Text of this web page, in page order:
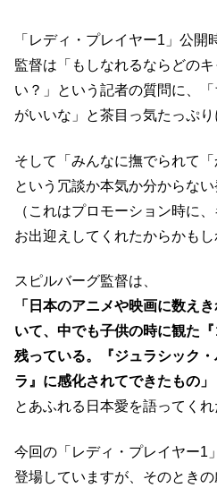
「レディ・プレイヤー1」公
監督は「もしなれるならどの
い？」という記者の質問に、
がいいな」と茶目っ気たっぷり
そして「みんなに撫でられて「
という冗談か本気か分からない
（これはプロモーション時に
お出迎えしてくれたからかもし
スピルバーグ監督は、
「日本のアニメや映画に数え
いて、中でも子供の時に観た
残っている。『ジュラシック
ラ』に感化されてできたもの」
とあふれる日本愛を語ってくれ
今回の「レディ・プレイヤー1
登場していますが、そのとき